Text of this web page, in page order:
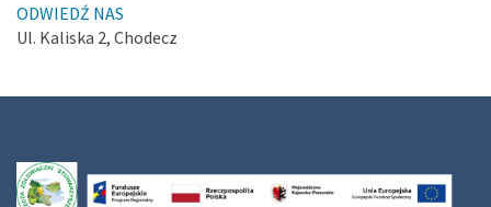
ODWIEDŹ NAS
Ul. Kaliska 2, Chodecz